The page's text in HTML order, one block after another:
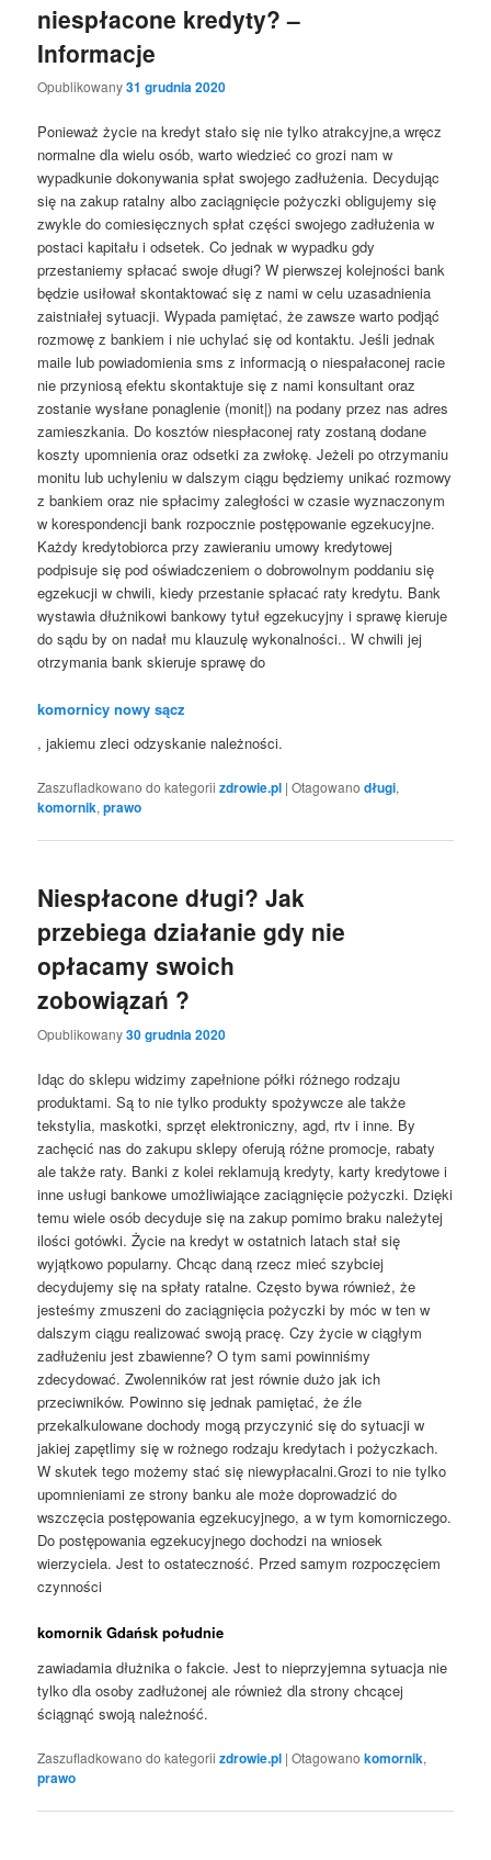
niespłacone kredyty? –
Informacje
Opublikowany31 grudnia 2020
Ponieważ życie na kredyt stało się nie tylko atrakcyjne,a wręcz
normalne dla wielu osób, warto wiedzieć co grozi nam w
wypadkunie dokonywania spłat swojego zadłużenia. Decydując
się na zakup ratalny albo zaciągnięcie pożyczki obligujemy się
zwykle do comiesięcznych spłat części swojego zadłużenia w
postaci kapitału i odsetek. Co jednak w wypadku gdy
przestaniemy spłacać swoje długi? W pierwszej kolejności bank
będzie usiłował skontaktować się z nami w celu uzasadnienia
zaistniałej sytuacji. Wypada pamiętać, że zawsze warto podjąć
rozmowę z bankiem i nie uchylać się od kontaktu. Jeśli jednak
maile lub powiadomienia sms z informacją o niespałaconej racie
nie przyniosą efektu skontaktuje się z nami konsultant oraz
zostanie wysłane ponaglenie (monit|) na podany przez nas adres
zamieszkania. Do kosztów niespłaconej raty zostaną dodane
koszty upomnienia oraz odsetki za zwłokę. Jeżeli po otrzymaniu
monitu lub uchyleniu w dalszym ciągu będziemy unikać rozmowy
z bankiem oraz nie spłacimy zaległości w czasie wyznaczonym
w korespondencji bank rozpocznie postępowanie egzekucyjne.
Każdy kredytobiorca przy zawieraniu umowy kredytowej
podpisuje się pod oświadczeniem o dobrowolnym poddaniu się
egzekucji w chwili, kiedy przestanie spłacać raty kredytu. Bank
wystawia dłużnikowi bankowy tytuł egzekucyjny i sprawę kieruje
do sądu by on nadał mu klauzulę wykonalności.. W chwili jej
otrzymania bank skieruje sprawę do
komornicy nowy sącz
, jakiemu zleci odzyskanie należności.
Zaszufladkowano do kategorii zdrowie.pl |Otagowano długi,
komornik,prawo
Niespłacone długi? Jak
przebiega działanie gdy nie
opłacamy swoich
zobowiązań ?
Opublikowany30 grudnia 2020
Idąc do sklepu widzimy zapełnione półki różnego rodzaju
produktami. Są to nie tylko produkty spożywcze ale także
tekstylia, maskotki, sprzęt elektroniczny, agd, rtv i inne. By
zachęcić nas do zakupu sklepy oferują różne promocje, rabaty
ale także raty. Banki z kolei reklamują kredyty, karty kredytowe i
inne usługi bankowe umożliwiające zaciągnięcie pożyczki. Dzięki
temu wiele osób decyduje się na zakup pomimo braku należytej
ilości gotówki. Życie na kredyt w ostatnich latach stał się
wyjątkowo popularny. Chcąc daną rzecz mieć szybciej
decydujemy się na spłaty ratalne. Często bywa również, że
jesteśmy zmuszeni do zaciągnięcia pożyczki by móc w ten w
dalszym ciągu realizować swoją pracę. Czy życie w ciągłym
zadłużeniu jest zbawienne? O tym sami powinniśmy
zdecydować. Zwolenników rat jest równie dużo jak ich
przeciwników. Powinno się jednak pamiętać, że źle
przekalkulowane dochody mogą przyczynić się do sytuacji w
jakiej zapętlimy się w rożnego rodzaju kredytach i pożyczkach.
W skutek tego możemy stać się niewypłacalni.Grozi to nie tylko
upomnieniami ze strony banku ale może doprowadzić do
wszczęcia postępowania egzekucyjnego, a w tym komorniczego.
Do postępowania egzekucyjnego dochodzi na wniosek
wierzyciela. Jest to ostateczność. Przed samym rozpoczęciem
czynności
komornik Gdańsk południe
zawiadamia dłużnika o fakcie. Jest to nieprzyjemna sytuacja nie
tylko dla osoby zadłużonej ale również dla strony chcącej
ściągnąć swoją należność.
Zaszufladkowano do kategorii zdrowie.pl |Otagowano komornik,
prawo